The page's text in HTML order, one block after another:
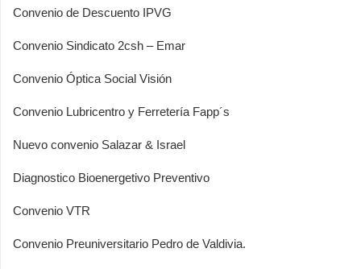
Convenio de Descuento IPVG
Convenio Sindicato 2csh – Emar
Convenio Óptica Social Visión
Convenio Lubricentro y Ferretería Fapp´s
Nuevo convenio Salazar & Israel
Diagnostico Bioenergetivo Preventivo
Convenio VTR
Convenio Preuniversitario Pedro de Valdivia.